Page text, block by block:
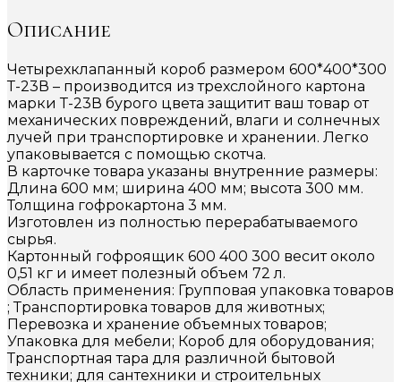
Описание
Четырехклапанный короб размером 600*400*300
Т-23В – производится из трехслойного картона
марки Т-23В бурого цвета защитит ваш товар от
механических повреждений, влаги и солнечных
лучей при транспортировке и хранении. Легко
упаковывается с помощью скотча.
В карточке товара указаны внутренние размеры:
Длина 600 мм; ширина 400 мм; высота 300 мм.
Толщина гофрокартона 3 мм.
Изготовлен из полностью перерабатываемого
сырья.
Картонный гофроящик 600 400 300 весит около
0,51 кг и имеет полезный объем 72 л.
Область применения: Групповая упаковка товаров
; Транспортировка товаров для животных;
Перевозка и хранение объемных товаров;
Упаковка для мебели; Короб для оборудования;
Транспортная тара для различной бытовой
техники; для сантехники и строительных